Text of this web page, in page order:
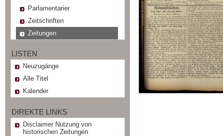
Parlamentarier
Zeitschriften
Zeitungen
LISTEN
Neuzugänge
Alle Titel
Kalender
DIREKTE LINKS
Disclaimer Nutzung von
historischen Zeitungen